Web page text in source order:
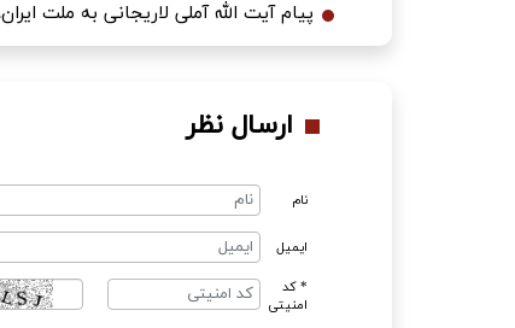
پیام آیت الله آملی لاریجانی به ملت
ارسال نظر
نام
ایمیل
* کد
امنیتی